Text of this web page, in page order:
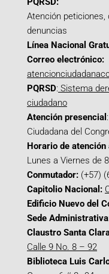
Atención peticiones,
denuncias
Línea Nacional
Correo electrónico:
PQRSD: Sistema
ciudadano
Atención presencial
Ciudadana del
Horario de atención
Lunes a Viernes de
Conmutador: (+57)
Capitolio Nacional:
Edificio Nuevo del
Sede
Claustro Santa
Calle 9 No. 8 – 92
Biblioteca Luis